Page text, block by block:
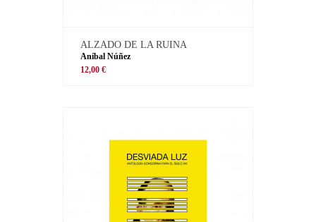
ALZADO DE LA RUINA
Aníbal Núñez
12,00 €